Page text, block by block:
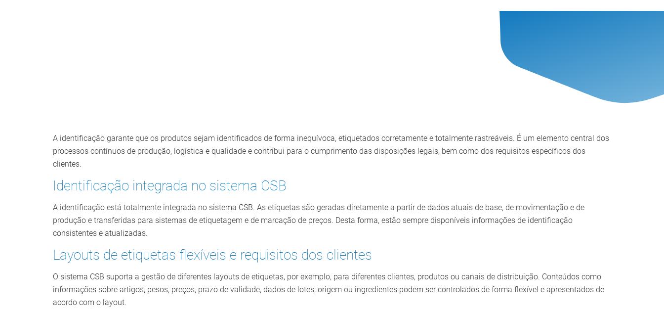
A identificação garante que os produtos sejam identificados de forma inequívoca, etiquetados corretamente e totalmente rastreáveis. É um elemento central dos
processos contínuos de produção, logística e qualidade e contribui para o cumprimento das disposições legais, bem como dos requisitos específicos dos
clientes.
Identificação integrada no sistema CSB
A identificação está totalmente integrada no sistema CSB. As etiquetas são geradas diretamente a partir de dados atuais de base, de movimentação e de
produção e transferidas para sistemas de etiquetagem e de marcação de preços. Desta forma, estão sempre disponíveis informações de identificação
consistentes e atualizadas.
Layouts de etiquetas flexíveis e requisitos dos clientes
O sistema CSB suporta a gestão de diferentes layouts de etiquetas, por exemplo, para diferentes clientes, produtos ou canais de distribuição. Conteúdos como
informações sobre artigos, pesos, preços, prazo de validade, dados de lotes, origem ou ingredientes podem ser controlados de forma flexível e apresentados de
acordo com o layout.